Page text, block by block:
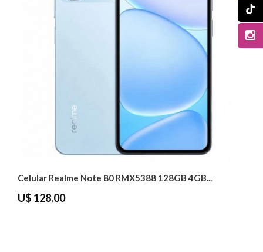
Celular Realme Note 80 RMX5388 128GB 4GB...
U$ 128.00